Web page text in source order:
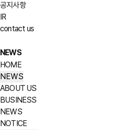
공지사항
IR
contact us
NEWS
HOME
NEWS
ABOUT US
BUSINESS
NEWS
NOTICE